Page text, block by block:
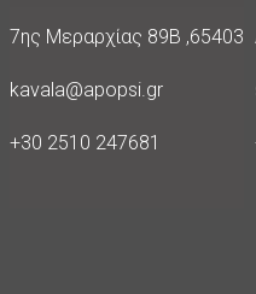
Διεύθυνση
7ης Μεραρχίας 89Β ,65403
E-
kavala@apopsi.gr
Phone
+30 2510 247681